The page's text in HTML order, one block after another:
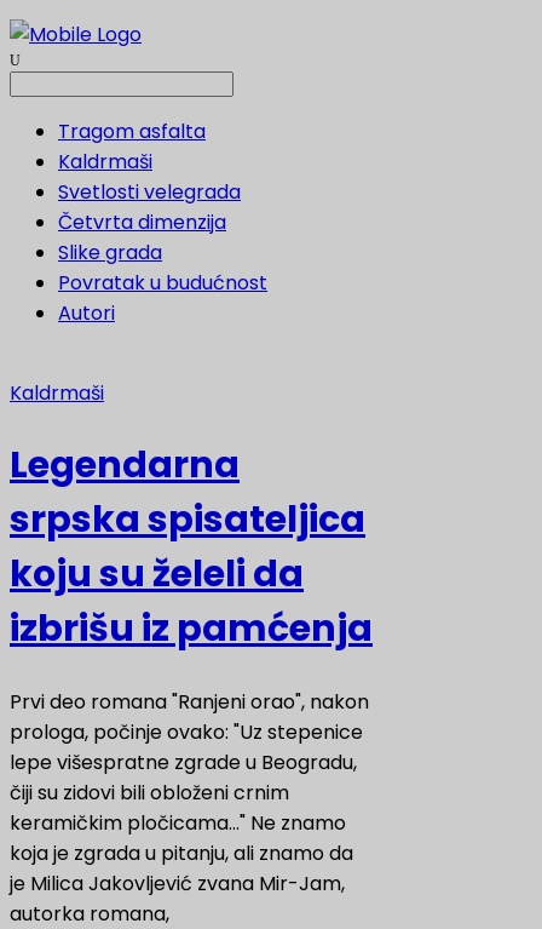
Tragom asfalta
Kaldrmaši
Svetlosti velegrada
Četvrta dimenzija
Slike grada
Povratak u budućnost
Autori
Kaldrmaši
Legendarna
srpska spisateljica
koju su želeli da
izbrišu iz pamćenja
Prvi deo romana "Ranjeni orao", nakon
prologa, počinje ovako: "Uz stepenice
lepe višespratne zgrade u Beogradu,
čiji su zidovi bili obloženi crnim
keramičkim pločicama…" Ne znamo
koja je zgrada u pitanju, ali znamo da
je Milica Jakovljević zvana Mir-Jam,
autorka romana,